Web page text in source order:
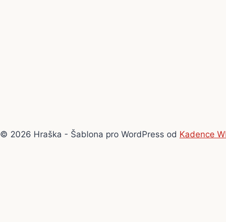
© 2026 Hraška - Šablona pro WordPress od Kadence